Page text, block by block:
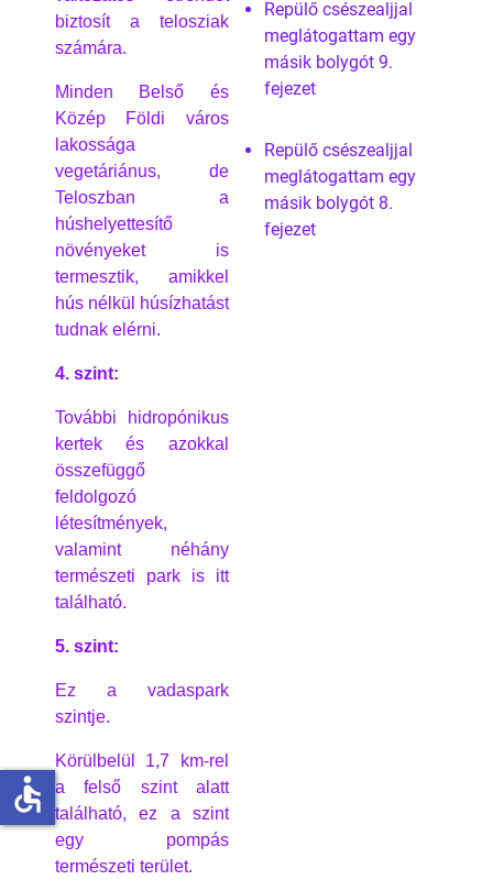
biztosít a telosziak
számára.
Minden Belső és
Közép Földi város
lakossága
vegetáriánus, de
Teloszban a
húshelyettesítő
növényeket is
termesztik, amikkel
hús nélkül húsízhatást
tudnak elérni.
4. szint:
További hidropónikus
kertek és azokkal
összefüggő
feldolgozó
létesítmények,
valamint néhány
természeti park is itt
található.
5. szint:
Ez a vadaspark
szintje.
Körülbelül 1,7 km-rel
a felső szint alatt
található, ez a szint
egy pompás
természeti terület.
Repülő csészealjjal
meglátogattam egy
másik bolygót 9.
fejezet
Repülő csészealjjal
meglátogattam egy
másik bolygót 8.
fejezet
accessible